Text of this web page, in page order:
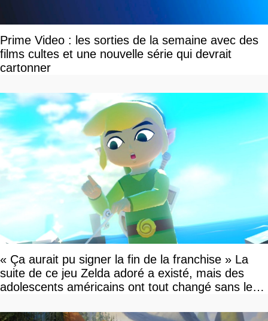
Prime Video : les sorties de la semaine avec des
films cultes et une nouvelle série qui devrait
cartonner
« Ça aurait pu signer la fin de la franchise » La
suite de ce jeu Zelda adoré a existé, mais des
adolescents américains ont tout changé sans le